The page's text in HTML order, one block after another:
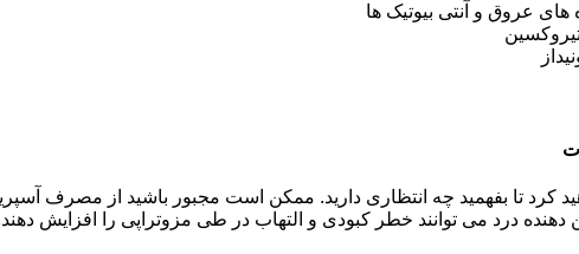
های عروق و آنتی بیوتیک ها
دهنده درد می توانند خطر کبودی و التهاب در طی مزوتراپی را افزایش